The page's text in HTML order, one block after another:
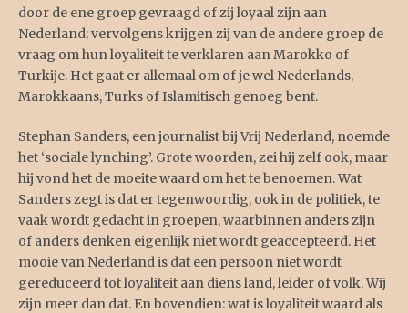
door de ene groep gevraagd of zij loyaal zijn aan
Nederland; vervolgens krijgen zij van de andere groep de
vraag om hun loyaliteit te verklaren aan Marokko of
Turkije. Het gaat er allemaal om of je wel Nederlands,
Marokkaans, Turks of Islamitisch genoeg bent.
Stephan Sanders, een journalist bij Vrij Nederland, noemde
het ‘sociale lynching’. Grote woorden, zei hij zelf ook, maar
hij vond het de moeite waard om het te benoemen. Wat
Sanders zegt is dat er tegenwoordig, ook in de politiek, te
vaak wordt gedacht in groepen, waarbinnen anders zijn
of anders denken eigenlijk niet wordt geaccepteerd. Het
mooie van Nederland is dat een persoon niet wordt
gereduceerd tot loyaliteit aan diens land, leider of volk. Wij
zijn meer dan dat. En bovendien: wat is loyaliteit waard als